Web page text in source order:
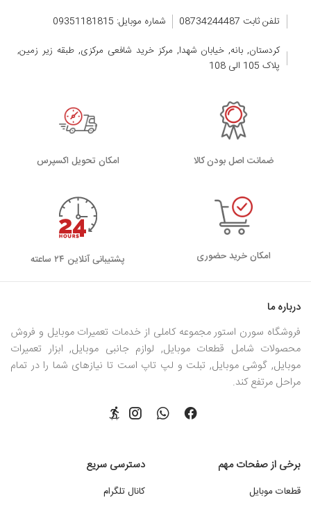
تلفن ثابت 08734244487
شماره موبایل: 09351181815
کردستان, بانه, خیابان شهدا, مرکز خرید شافعی مرکزی, طبقه زیر زمین,
پلاک 105 الی 108
ضمانت اصل بودن کالا اﻣﮑﺎن ﺗﺤﻮﯾﻞ اﮐﺴﭙﺮس
امکان خرید حضوری پشتیبانی آنلاین ۲۴ ساعته
درباره ما
فروشگاه سورن استور مجموعه کاملی از خدمات تعمیرات موبایل و فروش
محصولات شامل قطعات موبایل, لوازم جانبی موبایل, ابزار تعمیرات
موبایل, گوشی موبایل, تبلت و لپ تاپ است تا نیازهای شما را در تمام
مراحل مرتفع کند.
برخی از صفحات مهم
قطعات موبایل
دسترسی سریع
کانال تلگرام